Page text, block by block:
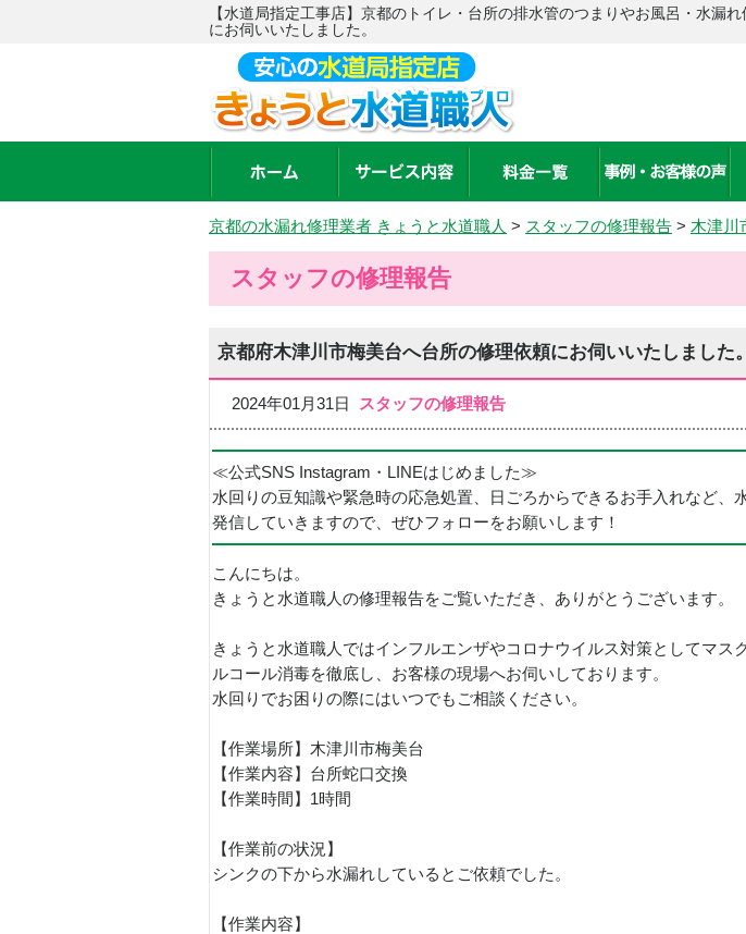
【水道局指定工事店】京都のトイレ・台所の排水管のつまりやお風呂・水漏
にお伺いいたしました。
京都の水漏れ修理業者 きょうと水道職人 > スタッフの修理報告 > 木津川
スタッフの修理報告
京都府木津川市梅美台へ台所の修理依頼にお伺いいたしました。
2024年01月31日 スタッフの修理報告
≪公式SNS Instagram・LINEはじめました≫
水回りの豆知識や緊急時の応急処置、日ごろからできるお手入れなど、
発信していきますので、ぜひフォローをお願いします！
こんにちは。
きょうと水道職人の修理報告をご覧いただき、ありがとうございます。
きょうと水道職人ではインフルエンザやコロナウイルス対策としてマス
ルコール消毒を徹底し、お客様の現場へお伺いしております。
水回りでお困りの際にはいつでもご相談ください。
【作業場所】木津川市梅美台
【作業内容】台所蛇口交換
【作業時間】1時間
【作業前の状況】
シンクの下から水漏れしているとご依頼でした。
【作業内容】